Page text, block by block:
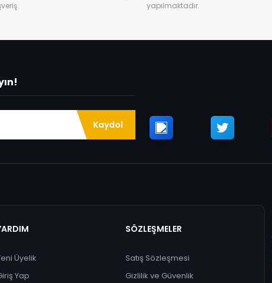
yapılmaktadır.
Kaydol
Üyelik
Yap
SÖZLEŞMELER
Satış Sözleşmesi
Gizlilik ve Güvenlik